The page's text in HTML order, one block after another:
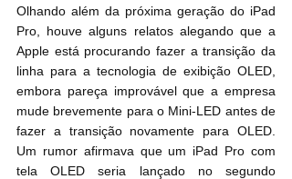
Olhando além da próxima geração do iPad
Pro, houve alguns relatos alegando que a
Apple está procurando fazer a transição da
linha para a tecnologia de exibição OLED,
embora pareça improvável que a empresa
mude brevemente para o Mini-LED antes de
fazer a transição novamente para OLED.
Um rumor afirmava que um iPad Pro com
tela OLED seria lançado no segundo